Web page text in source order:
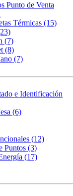
Punto de Venta
Térmicas (15)
(7)
(8)
(7)
e Identificación
(6)
(12)
Puntos (3)
(17)